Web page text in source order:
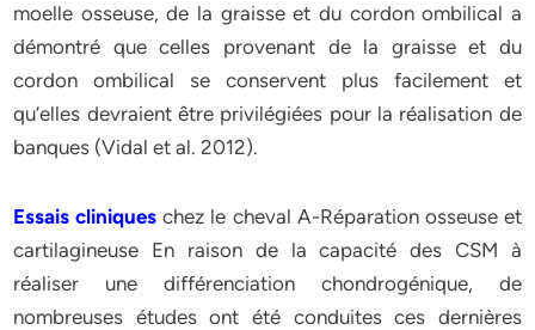
moelle osseuse, de la graisse et du cordon ombilical a
démontré que celles provenant de la graisse et du
cordon ombilical se conservent plus facilement et
qu’elles devraient être privilégiées pour la réalisation de
banques (Vidal et al. 2012).
Essais cliniques chez le cheval A-Réparation osseuse et
cartilagineuse En raison de la capacité des CSM à
réaliser une différenciation chondrogénique, de
nombreuses études ont été conduites ces dernières